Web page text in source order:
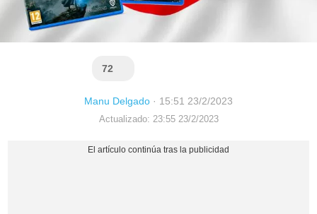
72
Manu Delgado · 15:51 23/2/2023
Actualizado: 23:55 23/2/2023